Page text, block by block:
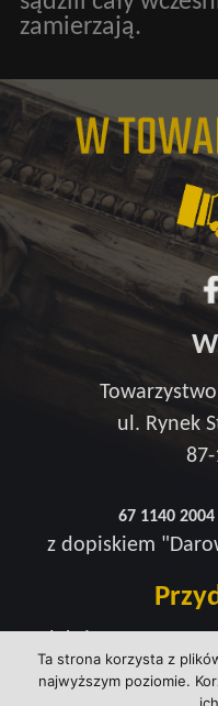
zamierzają.
Ta strona korzysta z
najwyższym poziomie.
ul. Rynek
67 1140
z dopiskiem
Strefa wsparcia